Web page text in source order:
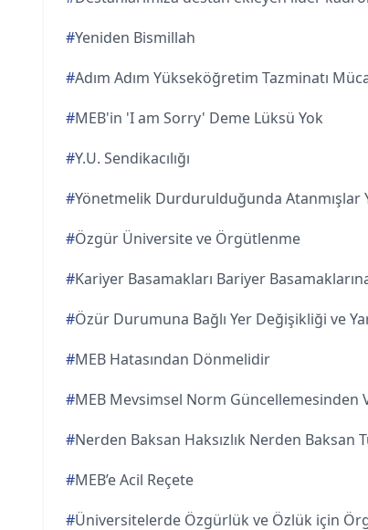
#Yeniden Bismillah
#Adım Adım Yükseköğretim Tazminatı
#MEB'in 'I am Sorry' Deme Lüksü Yok
#Y.U. Sendikacılığı
#Yönetmelik Durdurulduğunda Atanmışlar
#Özgür Üniversite ve Örgütlenme
#Kariyer Basamakları Bariyer
#Özür Durumuna Bağlı Yer Değişikliği ve
#MEB Hatasından Dönmelidir
#MEB Mevsimsel Norm Güncellemesinden
#Nerden Baksan Haksızlık Nerden Baksan
#MEB’e Acil Reçete
#Üniversitelerde Özgürlük ve Özlük için